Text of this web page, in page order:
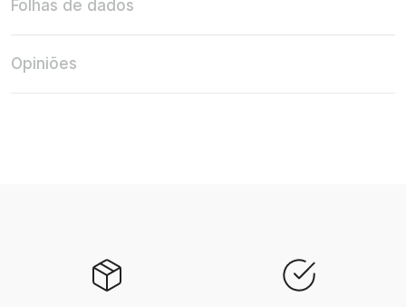
Folhas de dados
Opiniões